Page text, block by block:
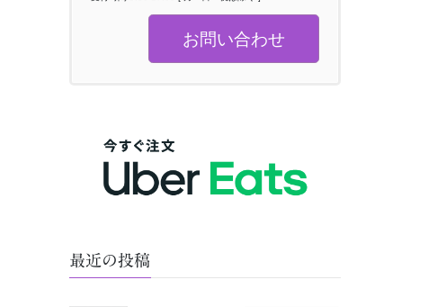
お問い合わせ
最近の投稿